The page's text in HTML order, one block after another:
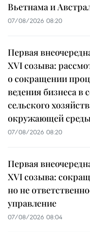
Вьетнама и
07/08/2026 08:20
Первая
XVI созыва:
о сокращении
ведения бизнеса в
сельского
окружающей
07/08/2026 08:20
Первая
XVI созыва:
но не
управление
07/08/2026 08:04